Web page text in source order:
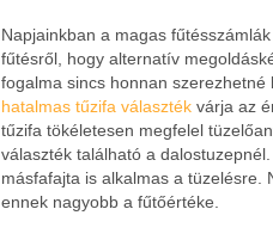
Napjainkban a magas
fűtésről, hogy alternatív
fogalma sincs honnan
hatalmas tűzifa választék várja az
tűzifa tökéletesen megfelel
választék található a
másfafajta is alkalmas a tüzelésre.
ennek nagyobb a fűtőértéke.